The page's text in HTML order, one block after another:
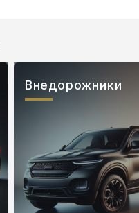
Внедорожники